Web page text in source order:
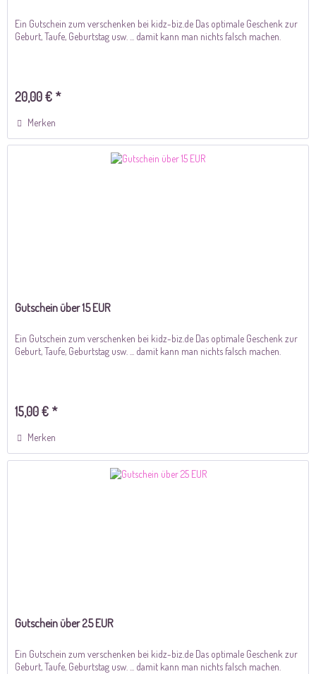
Ein Gutschein zum verschenken bei kidz-biz.de Das optimale Geschenk zur
Geburt, Taufe, Geburtstag usw. ... damit kann man nichts falsch machen.
20,00 € *
Merken
Gutschein über 15 EUR
Ein Gutschein zum verschenken bei kidz-biz.de Das optimale Geschenk zur
Geburt, Taufe, Geburtstag usw. ... damit kann man nichts falsch machen.
15,00 € *
Merken
Gutschein über 25 EUR
Ein Gutschein zum verschenken bei kidz-biz.de Das optimale Geschenk zur
Geburt, Taufe, Geburtstag usw. ... damit kann man nichts falsch machen.